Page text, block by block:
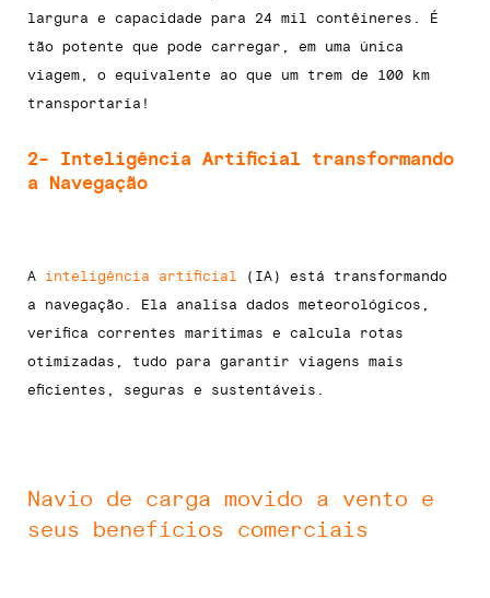
largura e capacidade para 24 mil contêineres. É
tão potente que pode carregar, em uma única
viagem, o equivalente ao que um trem de 100 km
transportaria!
2- Inteligência Artificial transformando
a Navegação
A inteligência artificial
(IA) está transformando
a navegação. Ela analisa dados meteorológicos,
verifica correntes marítimas e calcula rotas
otimizadas, tudo para garantir viagens mais
eficientes, seguras e sustentáveis.
Navio de carga movido a vento e
seus benefícios comerciais